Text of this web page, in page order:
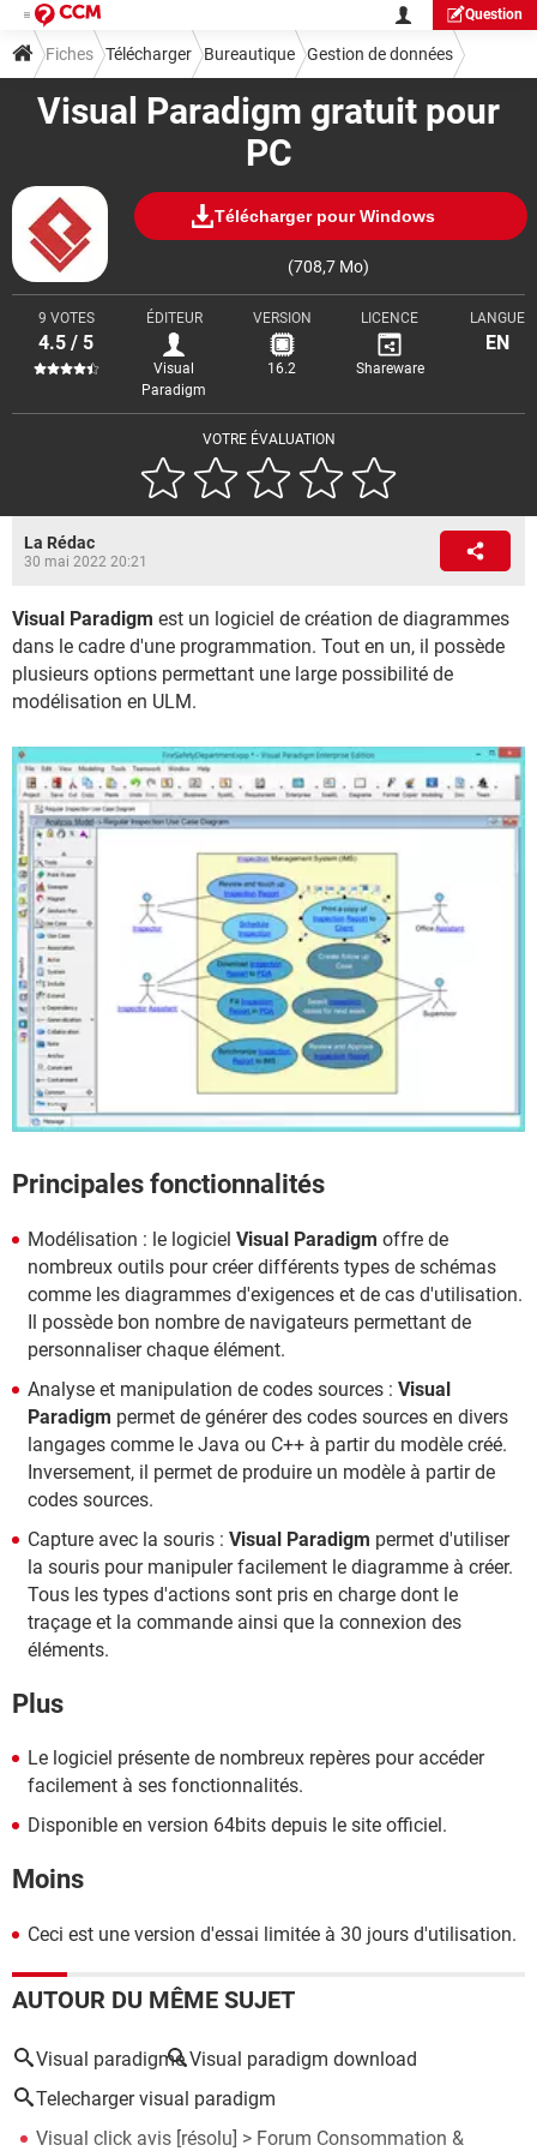
Question
Visual Paradigm gratuit pour
PC
Télécharger pour Windows
(708,7 Mo)
VOTRE ÉVALUATION
9 VOTES
4.5 / 5
ÉDITEUR
Visual
Paradigm
VERSION
16.2
LICENCE
Shareware
LANGUE
EN
Fiches Télécharger Bureautique Gestion de données
La Rédac
30 mai 2022 20:21
Visual Paradigm est un logiciel de création de diagrammes
dans le cadre d'une programmation. Tout en un, il possède
plusieurs options permettant une large possibilité de
modélisation en ULM.
Principales fonctionnalités
Modélisation : le logiciel Visual Paradigm offre de
nombreux outils pour créer différents types de schémas
comme les diagrammes d'exigences et de cas d'utilisation.
Il possède bon nombre de navigateurs permettant de
personnaliser chaque élément.
Analyse et manipulation de codes sources : Visual
Paradigm permet de générer des codes sources en divers
langages comme le Java ou C++ à partir du modèle créé.
Inversement, il permet de produire un modèle à partir de
codes sources.
Capture avec la souris : Visual Paradigm permet d'utiliser
la souris pour manipuler facilement le diagramme à créer.
Tous les types d'actions sont pris en charge dont le
traçage et la commande ainsi que la connexion des
éléments.
Plus
Le logiciel présente de nombreux repères pour accéder
facilement à ses fonctionnalités.
Disponible en version 64bits depuis le site officiel.
Moins
Ceci est une version d'essai limitée à 30 jours d'utilisation.
AUTOUR DU MÊME SUJET
Visual paradigme Visual paradigm download
Telecharger visual paradigm
Visual click avis [résolu] > Forum Consommation &